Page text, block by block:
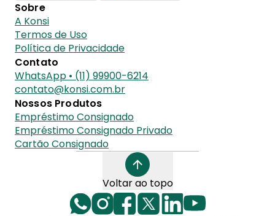
Sobre
A Konsi
Termos de Uso
Política de Privacidade
Contato
WhatsApp • (11) 99900-6214
contato@konsi.com.br
Nossos Produtos
Empréstimo Consignado
Empréstimo Consignado Privado
Cartão Consignado
Voltar ao topo